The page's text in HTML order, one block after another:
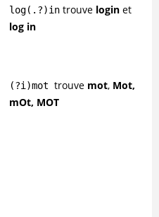
log(.?)introuve login et
log in
(?i)mot trouve mot, Mot,
mOt, MOT